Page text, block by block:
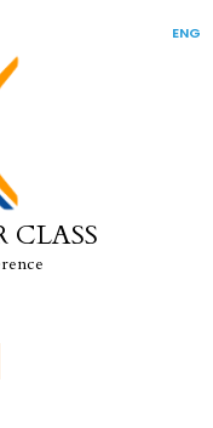
ENG
CLASS